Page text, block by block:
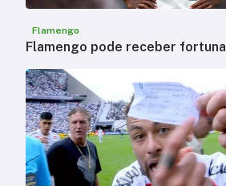
Flamengo
Flamengo pode receber